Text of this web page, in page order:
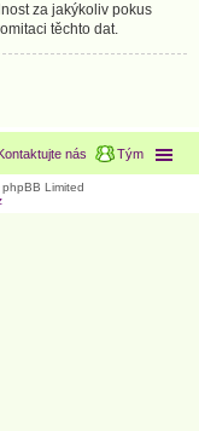
za jakýkoliv pokus
těchto dat.
Tým
nás
Limited